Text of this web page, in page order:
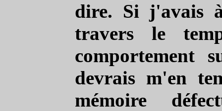
dire. Si j'avais
travers le
comportement
devrais m'en
mémoire